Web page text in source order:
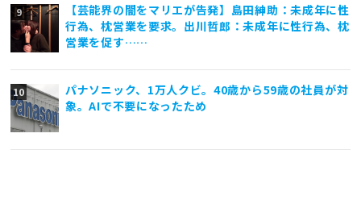
【芸能界の闇をマリエが告発】島田紳助：未成年に性
行為、枕営業を要求。出川哲郎：未成年に性行為、枕
営業を促す……
パナソニック、1万人クビ。40歳から59歳の社員が対
象。AIで不要になったため